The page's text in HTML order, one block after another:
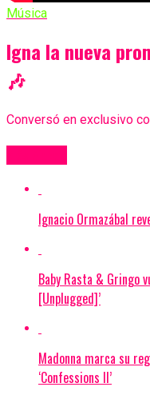
Música
Igna la nueva
🎶
Conversó en exclusivo
Ignacio Ormazábal
Baby Rasta & Gringo
[Unplugged]’
Madonna marca su
‘Confessions II’